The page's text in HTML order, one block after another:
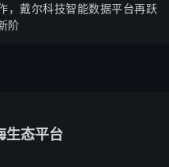
，戴尔科技智能数据平台再跃
阶
生态平台